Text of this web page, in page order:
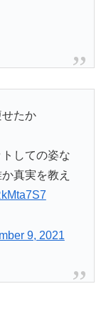
たか
しての姿な
真実を教え
9, 2021